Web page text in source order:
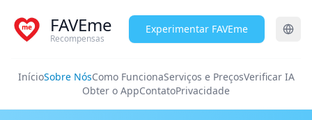
FAVEme
Recompensas
Experimentar FAVEme
InícioSobre NósComo FuncionaServiços e PreçosVerificar IA
Obter o AppContatoPrivacidade